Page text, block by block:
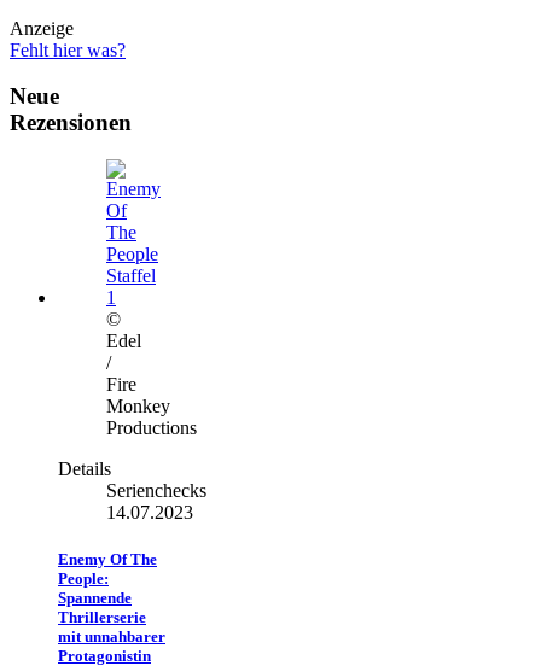
Anzeige
Fehlt hier was?
Neue
Rezensionen
©
Edel
/
Fire
Monkey
Productions
Details
Serienchecks
14.07.2023
Enemy Of The
People:
Spannende
Thrillerserie
mit unnahbarer
Protagonistin